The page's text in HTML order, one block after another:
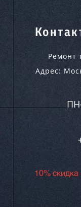
Ремонт
Адрес:
10%